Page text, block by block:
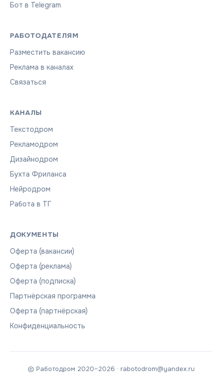
Бот в Telegram
РАБОТОДАТЕЛЯМ
Разместить вакансию
Реклама в каналах
Связаться
КАНАЛЫ
Текстодром
Рекламодром
Дизайнодром
Бухта Фриланса
Нейродром
Работа в ТГ
ДОКУМЕНТЫ
Оферта (вакансии)
Оферта (реклама)
Оферта (подписка)
Партнёрская программа
Оферта (партнёрская)
Конфиденциальность
© Работодром 2020–2026 · rabotodrom@yandex.ru